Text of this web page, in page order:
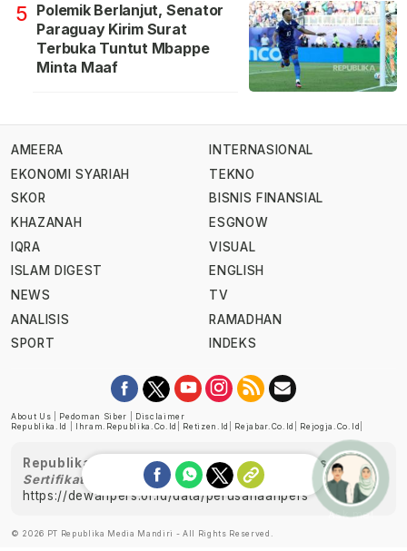
5 Polemik Berlanjut, Senator
Paraguay Kirim Surat
Terbuka Tuntut Mbappe
Minta Maaf
AMEERA
EKONOMI SYARIAH
SKOR
KHAZANAH
IQRA
ISLAM DIGEST
NEWS
ANALISIS
SPORT
INTERNASIONAL
TEKNO
BISNIS FINANSIAL
ESGNOW
VISUAL
ENGLISH
TV
RAMADHAN
INDEKS
About Us Pedoman Siber
Disclaimer
Republika.id
Ihram.republika.co.id Retizen.id Rejabar.co.id Rejogja.co.id
Republika telah diverifikasi oleh Dewan Pers
Sertifikat Nomor 1058/DP-Verifikasi/K/XII/2022
https://dewanpers.or.id/data/perusahaanpers
© 2026 PT Republika Media Mandiri - All Rights Reserved.
Ask me!